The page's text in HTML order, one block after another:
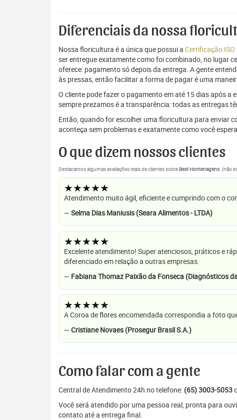
Diferenciais da nossa
Nossa floricultura é a única que possui a Certificação ISO
ser entregue exatamente como foi combinado, no lugar
oferece: pagamento só depois da entrega. A gente
às pressas, então facilitar a forma de pagar é uma
O cliente pode fazer o pagamento em até 15 dias após
sempre prezamos é a transparência: todas as entregas
Então, quando for escolher uma floricultura para enviar
aconteça sem problemas e exatamente como você
O que dizem nossos clientes
Destacamos algumas avaliações reais de clientes sobreBest Homenagens. (não
★★★★★
Atendimento muito ágil, eficiente e cumprindo com o
— Selma Dias Maniusis (Seara Alimentos - LTDA)
★★★★★
Excelente atendimento! Super atenciosos, práticos e
diferenciado em relação a outras empresas.
— Fabiana Thomaz Paixão da Fonseca (Diagnósticos
★★★★★
A Coroa de flores encomendada correspondia a foto
— Cristiane Novaes (Prosegur Brasil S.A.)
Como falar com a gente
Central de Atendimento 24h no telefone: (65) 3003-5053
Você será atendido por uma pessoa real, pronta para
contato até a entrega final.